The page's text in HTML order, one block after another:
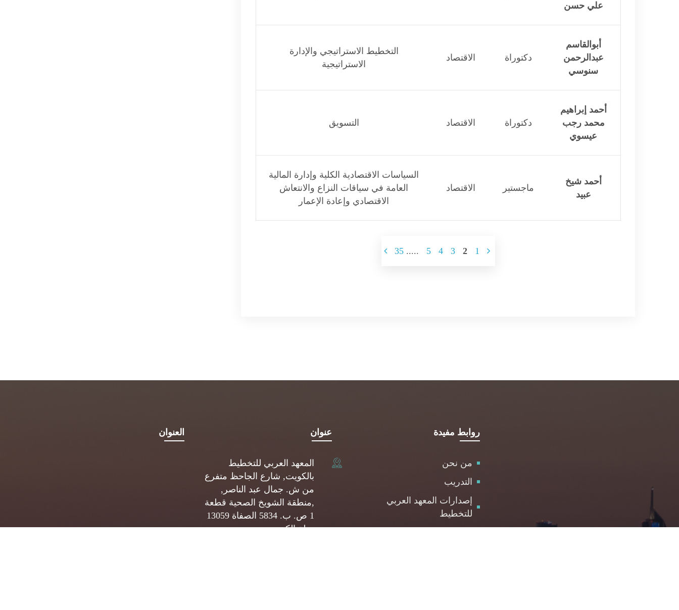
علي حسن
أبوالقاسم
عبدالرحمن
سنوسي
دكتوراة الاقتصاد
التخطيط الاستراتيجي والإدارة
الاستراتيجية
أحمد إبراهيم
محمد رجب
عيسوي
دكتوراة الاقتصاد التسويق
أحمد شيخ
عبيد
ماجستير الاقتصاد
السياسات الاقتصادية الكلية وإدارة المالية
العامة في سياقات النزاع والانتعاش
الاقتصادي وإعادة الإعمار
1
2
3
4
5
.....
35
العنوان عنوان
المعهد العربي للتخطيط
بالكويت, شارع الجاحظ متفرع
من ش. جمال عبد الناصر,
,منطقة الشويخ الصحية قطعة
1 ص. ب. 5834 الصفاة 13059
دولة الكويت
روابط مفيدة
من نحن
التدريب
إصدارات المعهد العربي
للتخطيط